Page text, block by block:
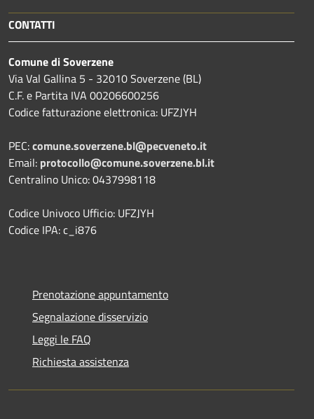
CONTATTI
Comune di Soverzene
Via Val Gallina 5 - 32010 Soverzene (BL)
C.F. e Partita IVA 00206600256
Codice fatturazione elettronica: UFZJYH
PEC:comune.soverzene.bl@pecveneto.it
Email: protocollo@comune.soverzene.bl.it
Centralino Unico: 0437998118
Codice Univoco Ufficio: UFZJYH
Codice IPA: c_i876
Prenotazione appuntamento
Segnalazione disservizio
Leggi le FAQ
Richiesta assistenza